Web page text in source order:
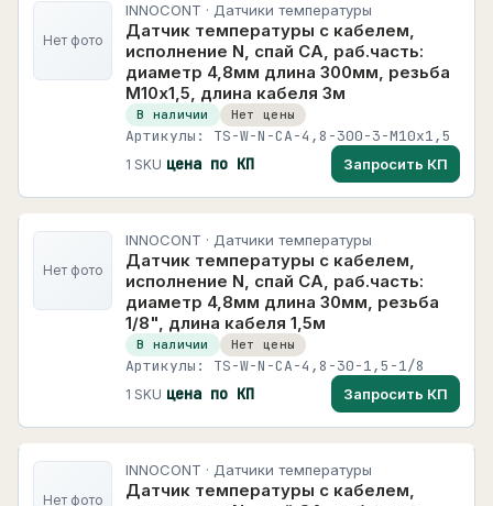
Нет фото
INNOCONT · Датчики температуры
Датчик температуры с кабелем,
исполнение N, спай CA, раб.часть:
диаметр 4,8мм длина 300мм, резьба
М10х1,5, длина кабеля 3м
В наличии Нет цены
Артикулы: TS-W-N-CA-4,8-300-3-M10x1,5
1 SKU цена по КП Запросить КП
Нет фото
INNOCONT · Датчики температуры
Датчик температуры с кабелем,
исполнение N, спай CA, раб.часть:
диаметр 4,8мм длина 30мм, резьба
1/8", длина кабеля 1,5м
В наличии Нет цены
Артикулы: TS-W-N-CA-4,8-30-1,5-1/8
1 SKU цена по КП Запросить КП
Нет фото
INNOCONT · Датчики температуры
Датчик температуры с кабелем,